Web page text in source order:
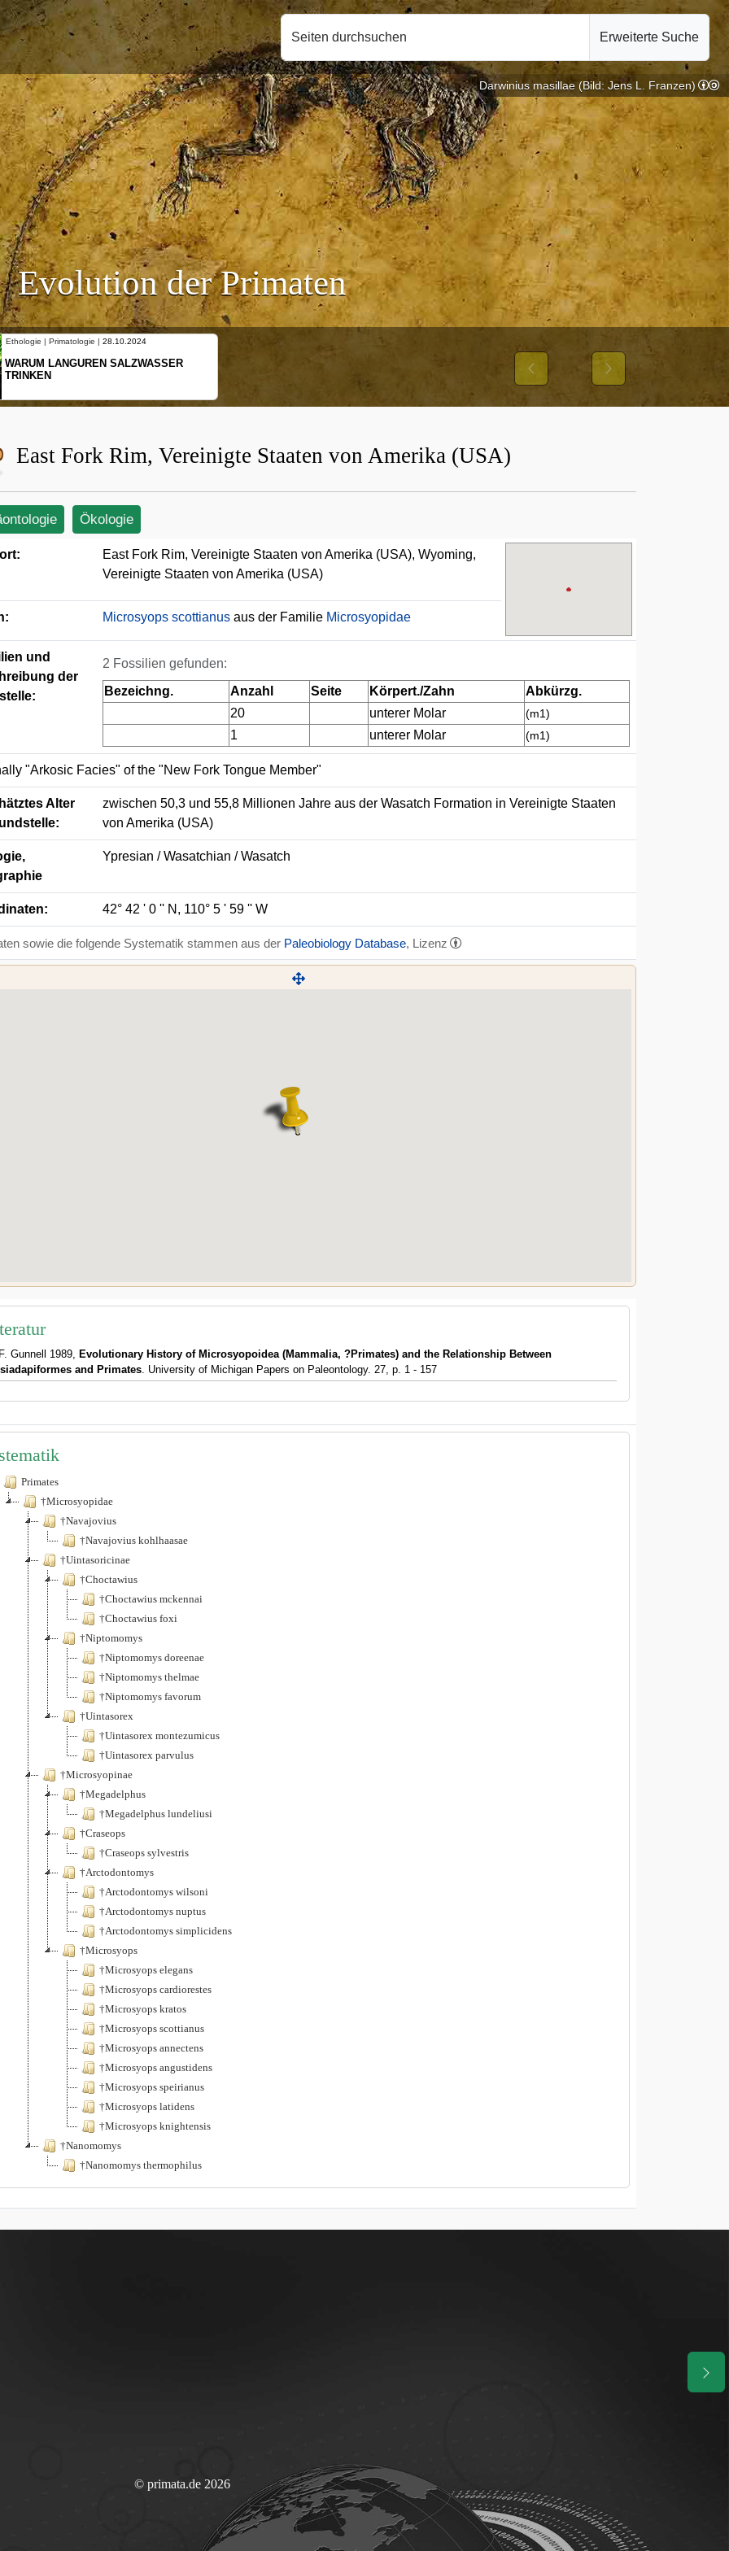
Seiten durchsuchen Erweiterte Suche
Evolution der Primaten
Ethologie | Primatologie |10.10.2024
NEUES VON WEIBLICHEN
SCHOPFGIBBONS UND IHRER
Previous Next
Darwinius masillae (Bild: Jens L. Franzen)
East Fork Rim, Vereinigte Staaten von Amerika (USA)
Ökologie
East Fork Rim, Vereinigte Staaten von Amerika (USA), Wyoming,
Vereinigte Staaten von Amerika (USA)
Microsyops scottianus aus der Familie Microsyopidae
und
der
2 Fossilien gefunden:
Bezeichng.
Anzahl Seite Körpert./Zahn
Abkürzg.
20
unterer Molar (m1)
1 unterer Molar (m1)
"Arkosic Facies" of the "New Fork Tongue Member"
Alter
zwischen 50,3 und 55,8 Millionen Jahre aus der Wasatch Formation in Vereinigte Staaten
von Amerika (USA)
Ypresian / Wasatchian / Wasatch
42° 42 ' 0 '' N, 110° 5 ' 59 '' W
sowie die folgende Systematik stammen aus der Paleobiology Database, Lizenz
Gunnell 1989, Evolutionary History of Microsyopoidea (Mammalia, ?Primates) and the Relationship Between
and Primates. University of Michigan Papers on Paleontology. 27, p. 1 - 157
Primates
†Microsyopidae
†Navajovius
†Navajovius kohlhaasae
†Uintasoricinae
†Choctawius
†Choctawius mckennai
†Choctawius foxi
†Niptomomys
†Niptomomys doreenae
†Niptomomys thelmae
†Niptomomys favorum
†Uintasorex
†Uintasorex montezumicus
†Uintasorex parvulus
†Microsyopinae
†Megadelphus
†Megadelphus lundeliusi
†Craseops
†Craseops sylvestris
†Arctodontomys
†Arctodontomys wilsoni
†Arctodontomys nuptus
†Arctodontomys simplicidens
†Microsyops
†Microsyops elegans
†Microsyops cardiorestes
†Microsyops kratos
†Microsyops scottianus
†Microsyops annectens
†Microsyops angustidens
†Microsyops speirianus
†Microsyops latidens
†Microsyops knightensis
†Nanomomys
†Nanomomys thermophilus
© primata.de 2026